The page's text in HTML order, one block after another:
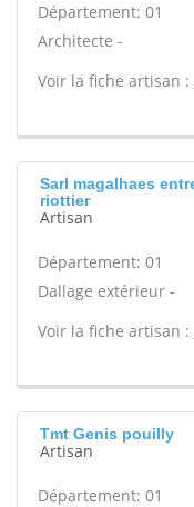
Département: 01
Architecte -
Voir la fiche artisan :
Sarl magalhaes
riottier
Artisan
Département: 01
Dallage extérieur -
Voir la fiche artisan :
Tmt Genis pouilly
Artisan
Département: 01